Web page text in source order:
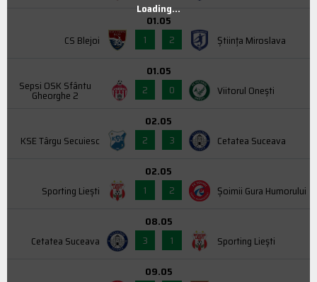
CS Blejoi
01.05
1
2 Știința Miroslava
Sepsi OSK Sfântu
Gheorghe 2
01.05
2
0 Viitorul Onești
KSE Târgu Secuiesc
02.05
2
3 Cetatea Suceava
Sporting Liești
02.05
1
2 Şoimii Gura Humorului
Cetatea Suceava
08.05
3
1 Sporting Liești
09.05
Loading...